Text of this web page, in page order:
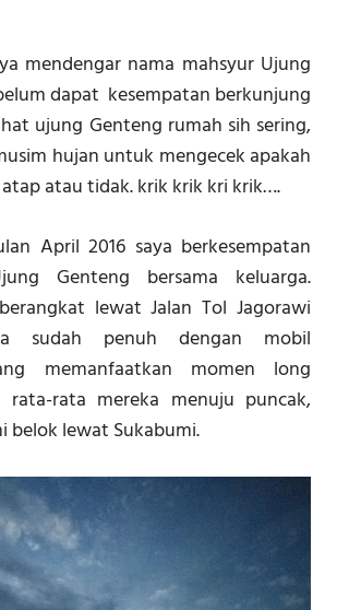
mendengar nama mahsyur Ujung
dapat kesempatan berkunjung
ujung Genteng rumah sih sering,
hujan untuk mengecek apakah
atau tidak. krik krik kri krik….
April 2016 saya berkesempatan
Genteng bersama keluarga.
lewat Jalan Tol Jagorawi
sudah penuh dengan mobil
memanfaatkan momen long
rata-rata mereka menuju puncak,
belok lewat Sukabumi.